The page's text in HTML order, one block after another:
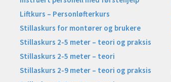
Liftkurs – Personløfterkurs
Stillaskurs for montører og brukere
Stillaskurs 2-5 meter – teori og praksis
Stillaskurs 2-5 meter – teori
Stillaskurs 2-9 meter – teori og praksis